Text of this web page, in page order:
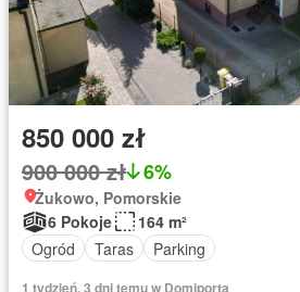
850 000 zł
900 000 zł 6%
Żukowo, Pomorskie
6 Pokoje
164 m²
Ogród
Taras Parking
1 tydzień, 3 dni temu w Domiporta